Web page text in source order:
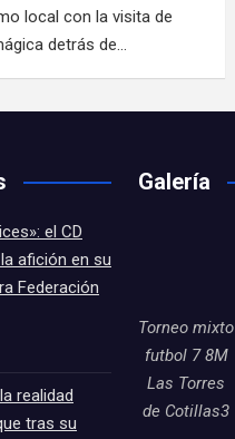
local con la visita de
detrás de…
el CD
afición en su
Federación
realidad
tras su
Galería
Torneo mixto
futbol 7 8M
Las Torres
de Cotillas3